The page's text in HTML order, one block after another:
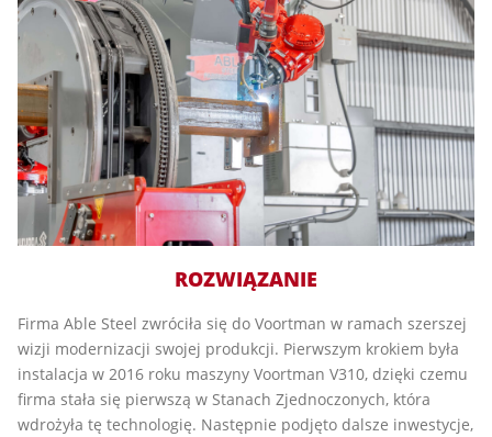
ROZWIĄZANIE
Firma Able Steel zwróciła się do Voortman w ramach szerszej
wizji modernizacji swojej produkcji. Pierwszym krokiem była
instalacja w 2016 roku maszyny Voortman V310, dzięki czemu
firma stała się pierwszą w Stanach Zjednoczonych, która
wdrożyła tę technologię. Następnie podjęto dalsze inwestycje,